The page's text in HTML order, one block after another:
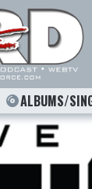
ALBUMS/